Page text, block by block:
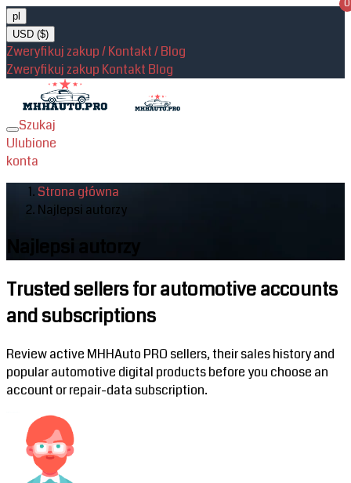
pl
USD ($)
Zweryfikuj zakup / Kontakt / Blog
Zweryfikuj zakup Kontakt Blog
Toggle
navigation
Szukaj
Ulubione
konta
0
Strona główna
Najlepsi autorzy
Najlepsi autorzy
Trusted sellers for automotive accounts
and subscriptions
Review active MHHAuto PRO sellers, their sales history and
popular automotive digital products before you choose an
account or repair-data subscription.